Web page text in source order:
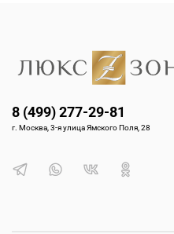
8 (499) 277-29-81
г. Москва, 3-я улица Ямского Поля, 28